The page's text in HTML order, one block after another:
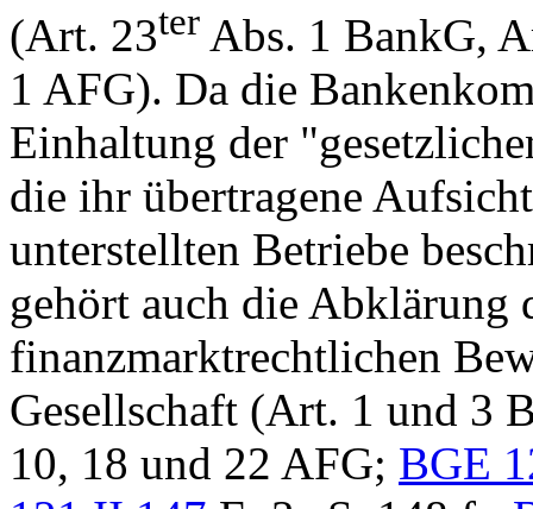
(Art. 23ter Abs. 1 BankG,
1 AFG). Da die
Einhaltung der
die ihr übertragene
unterstellten Betriebe
gehört auch die Abklärung
finanzmarktrechtlichen
Gesellschaft (Art. 1 und 3
10, 18 und 22 AFG; BGE